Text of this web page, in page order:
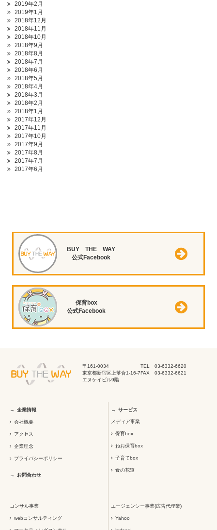
2019年2月
2019年1月
2018年12月
2018年11月
2018年10月
2018年9月
2018年8月
2018年7月
2018年6月
2018年5月
2018年4月
2018年3月
2018年2月
2018年1月
2017年12月
2017年11月
2017年10月
2017年9月
2017年8月
2017年7月
2017年6月
BUY THE WAY
公式Facebook
保育box
公式Facebook
〒161-0034
東京都新宿区上落合1-16-7
エヌケイビル9階
TEL 03-6332-6620
FAX 03-6332-6621
企業情報
会社概要
アクセス
企業理念
プライバシーポリシー
お問合わせ
サービス
メディア事業
保育box
ねお保育box
子育てbox
食の花道
コンサル事業
webコンサルティング
エージェンシー事業(広告代理業)
Yahoo